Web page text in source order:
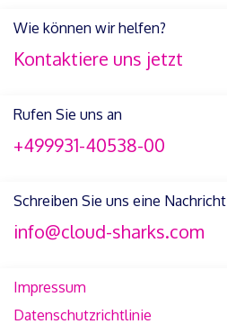
Wie können wir helfen?
Kontaktiere uns jetzt
Rufen Sie uns an
+499931-40538-00
Schreiben Sie uns eine Nachricht
info@cloud-sharks.com
Impressum
Datenschutzrichtlinie